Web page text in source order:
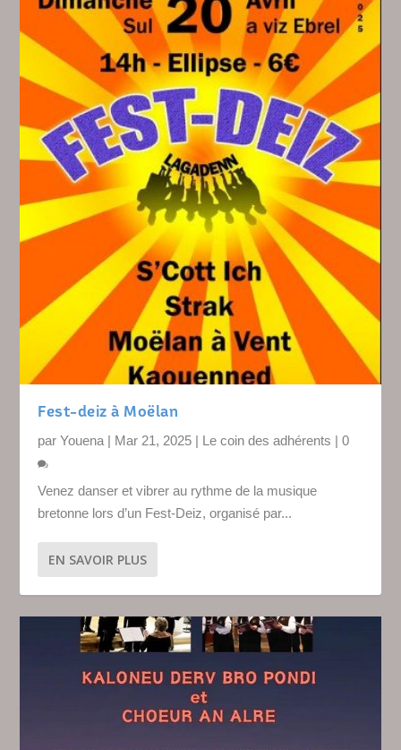
Fest-deiz à Moëlan
parYouena | Mar 21, 2025 | Le coin des adhérents |0
Venez danser et vibrer au rythme de la musique
bretonne lors d’un Fest-Deiz, organisé par...
EN SAVOIR PLUS